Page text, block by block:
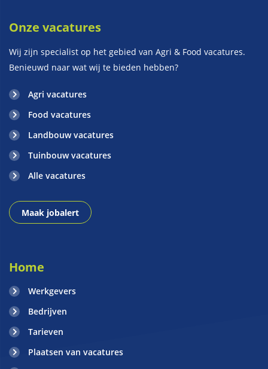
Onze vacatures
Wij zijn specialist op het gebied van Agri & Food vacatures.
Benieuwd naar wat wij te bieden hebben?
Agri vacatures
Food vacatures
Landbouw vacatures
Tuinbouw vacatures
Alle vacatures
Maak jobalert
Home
Werkgevers
Bedrijven
Tarieven
Plaatsen van vacatures